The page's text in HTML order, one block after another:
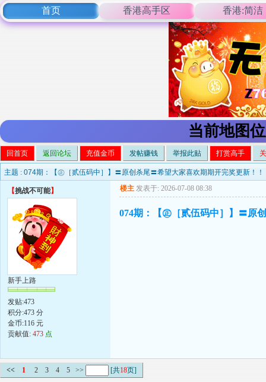
首页 香港高手区 香港:简洁
当前地图
回首页 返回论坛 充值金币 发帖赚钱 举报此贴 打赏高手
主题 : 074期：【㊣［贰伍码中］】〓原创杀尾〓希望大家喜欢期期开完奖更新！！
【挑战不可能】
新手上路
发贴:473
积分:473 分
金币:116 元
贡献值: 473 点
楼主 发表于: 2026-07-08 08:38
074期：【㊣［贰伍码中］】〓原
<< 1 2 3 4 5 >> [共18页]